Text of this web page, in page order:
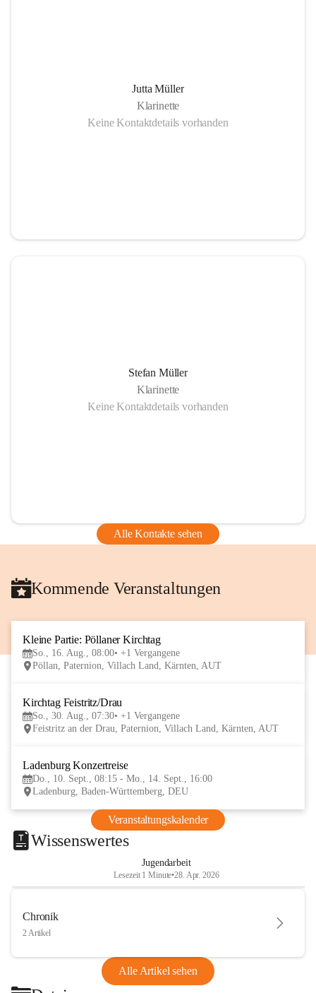
Jutta Müller
Klarinette
Keine Kontaktdetails vorhanden
Stefan Müller
Klarinette
Keine Kontaktdetails vorhanden
Alle Kontakte sehen
Kommende Veranstaltungen
Kleine Partie: Pöllaner Kirchtag
So., 16. Aug., 08:00 +1 Vergangene
Pöllan, Paternion, Villach Land, Kärnten, AUT
Kirchtag Feistritz/Drau
So., 30. Aug., 07:30 +1 Vergangene
Feistritz an der Drau, Paternion, Villach Land, Kärnten, AUT
Ladenburg Konzertreise
Do., 10. Sept., 08:15 - Mo., 14. Sept., 16:00
Ladenburg, Baden-Württemberg, DEU
Veranstaltungskalender
Wissenswertes
Jugendarbeit
Lesezeit 1 Minute•28. Apr. 2026
Chronik
2 Artikel
Alle Artikel sehen